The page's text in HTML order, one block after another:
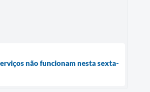
não funcionam nesta sexta-